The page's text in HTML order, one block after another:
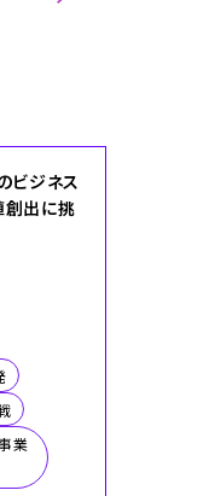
業
ビジネス
創出に挑